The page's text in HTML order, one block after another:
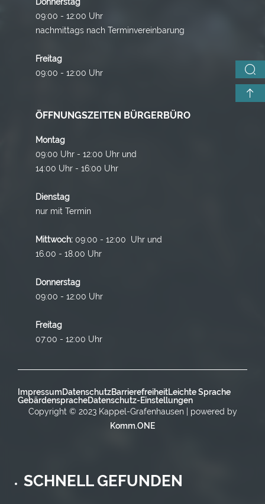
09:00 - 12:00 Uhr
nachmittags nach Terminvereinbarung
Freitag
09:00 - 12:00 Uhr
ÖFFNUNGSZEITEN BÜRGERBÜRO
Montag
09:00 Uhr - 12:00 Uhr und
14:00 Uhr - 16:00 Uhr
Dienstag
nur mit Termin
Mittwoch: 09:00 - 12:00 Uhr und
16.00 - 18.00 Uhr
Donnerstag
09:00 - 12:00 Uhr
Freitag
07:00 - 12:00 Uhr
ImpressumDatenschutzBarrierefreiheitLeichte Sprache
GebärdenspracheDatenschutz-Einstellungen
Copyright © 2023 Kappel-Grafenhausen | powered by
Komm.ONE
SCHNELL GEFUNDEN